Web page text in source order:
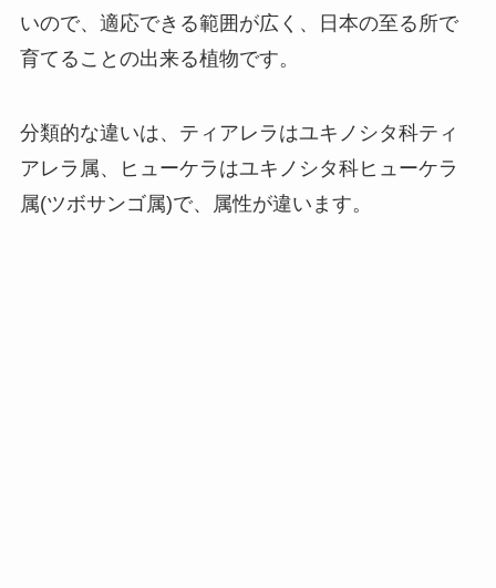
いので、適応できる範囲が広く、日本の至る所で
育てることの出来る植物です。
分類的な違いは、ティアレラはユキノシタ科ティ
アレラ属、ヒューケラはユキノシタ科ヒューケラ
属(ツボサンゴ属)で、属性が違います。